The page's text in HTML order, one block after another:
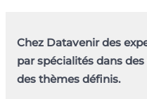
Chez Datavenir des
par spécialités dans
des thèmes définis.